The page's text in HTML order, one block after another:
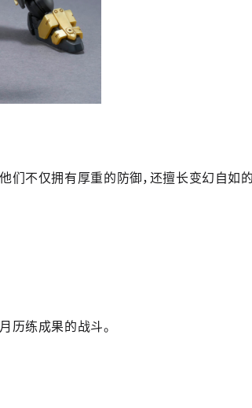
们不仅拥有厚重的防御，还擅长变幻自如
历练成果的战斗。